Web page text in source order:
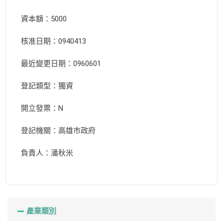
資本額：5000
核准日期：0940413
最近變更日期：0960601
登記類型：獨資
開立發票：N
登記機關：高雄市政府
負責人：潘秋米
產業類別